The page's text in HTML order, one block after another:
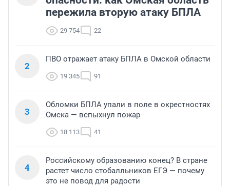
пережила вторую атаку БПЛА
29 754 22
2
ПВО отражает атаку БПЛА в Омской области
19 345 91
3
Обломки БПЛА упали в поле в окрестностях
Омска — вспыхнул пожар
18 113 41
4
Российскому образованию конец? В стране
растет число стобалльников ЕГЭ — почему
это не повод для радости